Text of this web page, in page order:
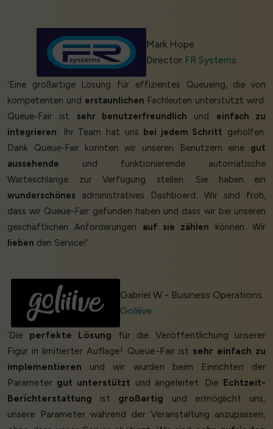
Mark Hope
Director FR Systems
‘Eine großartige Lösung für effizientes Queueing, die von
kompetenten und erstaunlichen Fachleuten unterstützt wird.
Queue-Fair ist sehr benutzerfreundlich und einfach zu
integrieren. Ihr Team hat uns bei jedem Schritt geholfen.
Dank Queue-Fair konnten wir unseren Benutzern eine gut
aussehende und funktionierende automatische
Warteschlange zur Verfügung stellen. Sie haben ein
wunderschönes administratives Dashboard. Wir sind froh,
dass wir Queue-Fair gefunden haben und dass wir bei unseren
geschäftlichen Anforderungen auf sie zählen können. Wir
lieben den Service!’
Gabriel W - Business Operations
Goliiive
‘Die perfekte Lösung für die Veröffentlichung unserer
Figur in limitierter Auflage! Queue-Fair ist sehr einfach zu
implementieren und wir wurden beim Einrichten der
Parameter gut unterstützt und angeleitet. Die Echtzeit-
Berichterstattung ist großartig und ermöglicht uns,
unsere Parameter während der Veranstaltung anzupassen,